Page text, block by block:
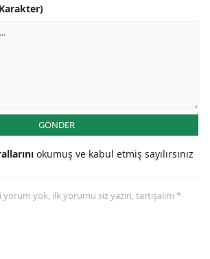
GÖNDER
okumuş ve kabul etmiş sayılırsınız
yok, ilk yorumu siz yazın, tartışalım *